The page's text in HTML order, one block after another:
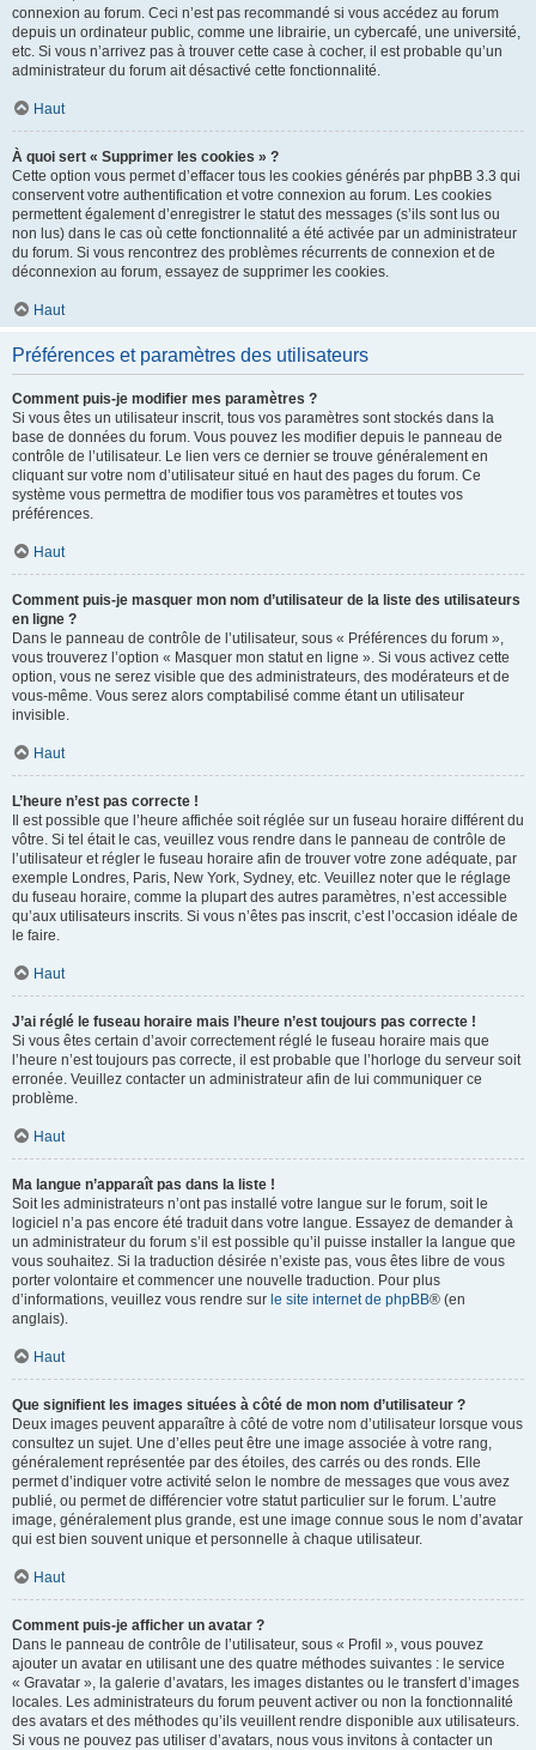
connexion au forum. Ceci n’est pas recommandé si vous accédez au forum
depuis un ordinateur public, comme une librairie, un cybercafé, une université,
etc. Si vous n’arrivez pas à trouver cette case à cocher, il est probable qu’un
administrateur du forum ait désactivé cette fonctionnalité.
Haut
À quoi sert « Supprimer les cookies » ?
Cette option vous permet d’effacer tous les cookies générés par phpBB 3.3 qui
conservent votre authentification et votre connexion au forum. Les cookies
permettent également d’enregistrer le statut des messages (s’ils sont lus ou
non lus) dans le cas où cette fonctionnalité a été activée par un administrateur
du forum. Si vous rencontrez des problèmes récurrents de connexion et de
déconnexion au forum, essayez de supprimer les cookies.
Haut
Préférences et paramètres des utilisateurs
Comment puis-je modifier mes paramètres ?
Si vous êtes un utilisateur inscrit, tous vos paramètres sont stockés dans la
base de données du forum. Vous pouvez les modifier depuis le panneau de
contrôle de l’utilisateur. Le lien vers ce dernier se trouve généralement en
cliquant sur votre nom d’utilisateur situé en haut des pages du forum. Ce
système vous permettra de modifier tous vos paramètres et toutes vos
préférences.
Haut
Comment puis-je masquer mon nom d’utilisateur de la liste des utilisateurs
en ligne ?
Dans le panneau de contrôle de l’utilisateur, sous « Préférences du forum »,
vous trouverez l’option « Masquer mon statut en ligne ». Si vous activez cette
option, vous ne serez visible que des administrateurs, des modérateurs et de
vous-même. Vous serez alors comptabilisé comme étant un utilisateur
invisible.
Haut
L’heure n’est pas correcte !
Il est possible que l’heure affichée soit réglée sur un fuseau horaire différent du
vôtre. Si tel était le cas, veuillez vous rendre dans le panneau de contrôle de
l’utilisateur et régler le fuseau horaire afin de trouver votre zone adéquate, par
exemple Londres, Paris, New York, Sydney, etc. Veuillez noter que le réglage
du fuseau horaire, comme la plupart des autres paramètres, n’est accessible
qu’aux utilisateurs inscrits. Si vous n’êtes pas inscrit, c’est l’occasion idéale de
le faire.
Haut
J’ai réglé le fuseau horaire mais l’heure n’est toujours pas correcte !
Si vous êtes certain d’avoir correctement réglé le fuseau horaire mais que
l’heure n’est toujours pas correcte, il est probable que l’horloge du serveur soit
erronée. Veuillez contacter un administrateur afin de lui communiquer ce
problème.
Haut
Ma langue n’apparaît pas dans la liste !
Soit les administrateurs n’ont pas installé votre langue sur le forum, soit le
logiciel n’a pas encore été traduit dans votre langue. Essayez de demander à
un administrateur du forum s’il est possible qu’il puisse installer la langue que
vous souhaitez. Si la traduction désirée n’existe pas, vous êtes libre de vous
porter volontaire et commencer une nouvelle traduction. Pour plus
d’informations, veuillez vous rendre sur le site internet de phpBB® (en
anglais).
Haut
Que signifient les images situées à côté de mon nom d’utilisateur ?
Deux images peuvent apparaître à côté de votre nom d’utilisateur lorsque vous
consultez un sujet. Une d’elles peut être une image associée à votre rang,
généralement représentée par des étoiles, des carrés ou des ronds. Elle
permet d’indiquer votre activité selon le nombre de messages que vous avez
publié, ou permet de différencier votre statut particulier sur le forum. L’autre
image, généralement plus grande, est une image connue sous le nom d’avatar
qui est bien souvent unique et personnelle à chaque utilisateur.
Haut
Comment puis-je afficher un avatar ?
Dans le panneau de contrôle de l’utilisateur, sous « Profil », vous pouvez
ajouter un avatar en utilisant une des quatre méthodes suivantes : le service
« Gravatar », la galerie d’avatars, les images distantes ou le transfert d’images
locales. Les administrateurs du forum peuvent activer ou non la fonctionnalité
des avatars et des méthodes qu’ils veuillent rendre disponible aux utilisateurs.
Si vous ne pouvez pas utiliser d’avatars, nous vous invitons à contacter un